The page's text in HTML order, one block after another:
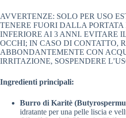
AVVERTENZE: SOLO PER USO
TENERE FUORI DALLA
INFERIORE AI 3 ANNI. EVITARE
OCCHI; IN CASO DI CONTATTO,
ABBONDANTEMENTE CON
IRRITAZIONE, SOSPENDERE
Ingredienti principali:
Burro di Karitè
idratante per una pelle liscia e